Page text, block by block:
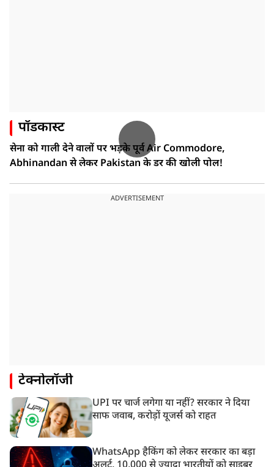
पॉडकास्ट
सेना को गाली देने वालों पर भड़के पूर्व Air Commodore,
Abhinandan से लेकर Pakistan के डर की खोली पोल!
ADVERTISEMENT
टेक्नोलॉजी
UPI पर चार्ज लगेगा या नहीं? सरकार ने दिया
साफ जवाब, करोड़ों यूजर्स को राहत
WhatsApp हैकिंग को लेकर सरकार का बड़ा